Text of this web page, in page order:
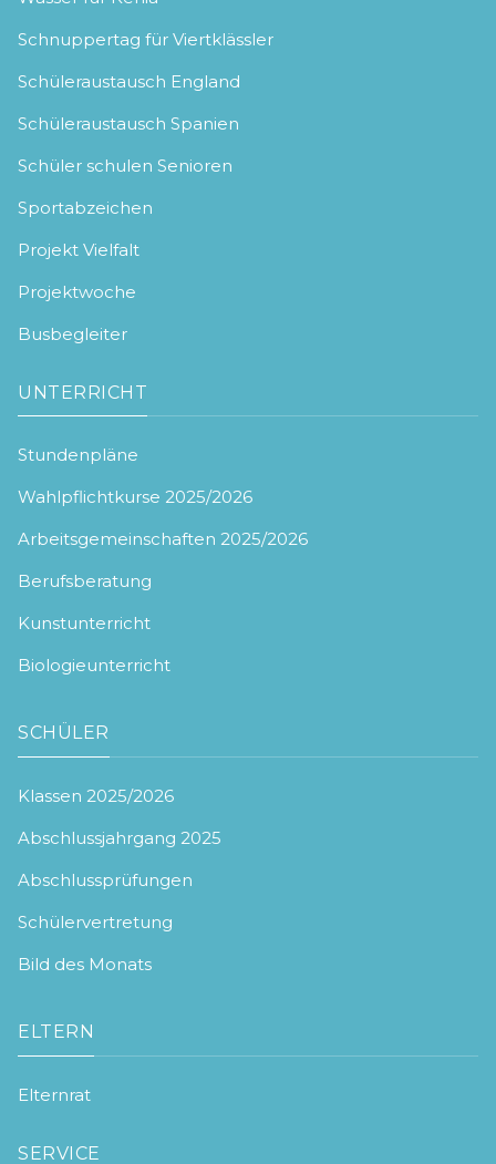
Schnuppertag für Viertklässler
Schüleraustausch England
Schüleraustausch Spanien
Schüler schulen Senioren
Sportabzeichen
Projekt Vielfalt
Projektwoche
Busbegleiter
UNTERRICHT
Stundenpläne
Wahlpflichtkurse 2025/2026
Arbeitsgemeinschaften 2025/2026
Berufsberatung
Kunstunterricht
Biologieunterricht
SCHÜLER
Klassen 2025/2026
Abschlussjahrgang 2025
Abschlussprüfungen
Schülervertretung
Bild des Monats
ELTERN
Elternrat
SERVICE